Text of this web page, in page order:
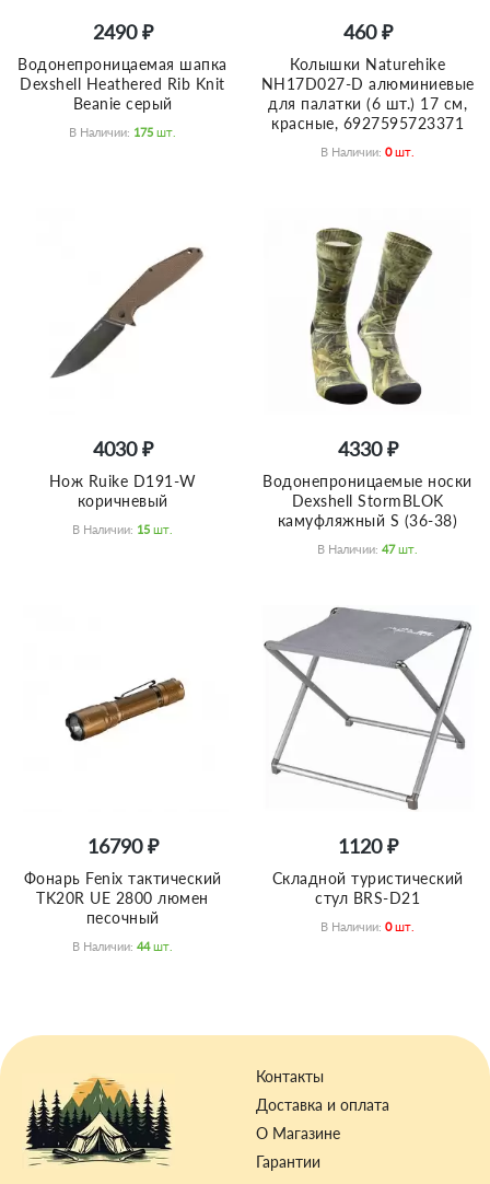
2490 ₽
Bодонепроницаемая шапка
Dexshell Heathered Rib Knit
Beanie серый
В Наличии: 175 Шт.
460 ₽
Колышки Naturehike
NH17D027-D алюминиевые
для палатки (6 шт.) 17 см,
красные, 6927595723371
В Наличии: 0 Шт.
4030 ₽
Нож Ruike D191-W
коричневый
В Наличии: 15 Шт.
4330 ₽
Водонепроницаемые носки
Dexshell StormBLOK
камуфляжный S (36-38)
В Наличии: 47 Шт.
16790 ₽
Фонарь Fenix тактический
TK20R UE 2800 люмен
песочный
В Наличии: 44 Шт.
1120 ₽
Складной туристический
стул BRS-D21
В Наличии: 0 Шт.
Контакты
Доставка и оплата
О Магазине
Гарантии